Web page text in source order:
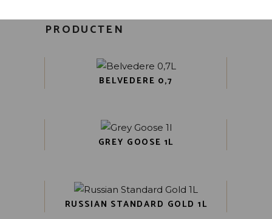
GERELATEERDE
PRODUCTEN
BELVEDERE 0,7
GREY GOOSE 1L
RUSSIAN STANDARD GOLD 1L